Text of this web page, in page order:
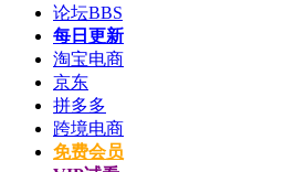
论坛BBS
每日更新
淘宝电商
京东
拼多多
跨境电商
免费会员